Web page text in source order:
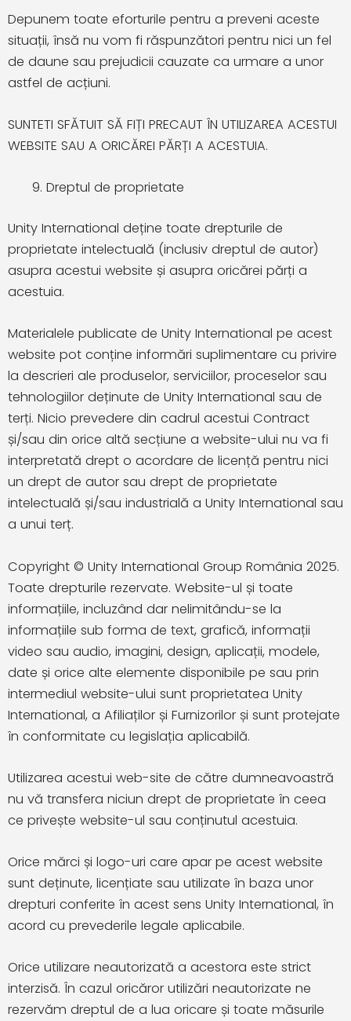
Depunem toate eforturile pentru a preveni aceste
situații, însă nu vom fi răspunzători pentru nici un fel
de daune sau prejudicii cauzate ca urmare a unor
astfel de acțiuni.
SUNTETI SFĂTUIT SĂ FIȚI PRECAUT ÎN UTILIZAREA ACESTUI
WEBSITE SAU A ORICĂREI PĂRȚI A ACESTUIA.
Dreptul de proprietate
Unity International deține toate drepturile de
proprietate intelectuală (inclusiv dreptul de autor)
asupra acestui website și asupra oricărei părți a
acestuia.
Materialele publicate de Unity International pe acest
website pot conține informări suplimentare cu privire
la descrieri ale produselor, serviciilor, proceselor sau
tehnologiilor deținute de Unity International sau de
terți. Nicio prevedere din cadrul acestui Contract
și/sau din orice altă secțiune a website-ului nu va fi
interpretată drept o acordare de licență pentru nici
un drept de autor sau drept de proprietate
intelectuală și/sau industrială a Unity International sau
a unui terț.
Copyright © Unity International Group România 2025.
Toate drepturile rezervate. Website-ul și toate
informațiile, incluzând dar nelimitându-se la
informațiile sub forma de text, grafică, informații
video sau audio, imagini, design, aplicații, modele,
date și orice alte elemente disponibile pe sau prin
intermediul website-ului sunt proprietatea Unity
International, a Afiliaților și Furnizorilor și sunt protejate
în conformitate cu legislația aplicabilă.
Utilizarea acestui web-site de către dumneavoastră
nu vă transfera niciun drept de proprietate în ceea
ce privește website-ul sau conținutul acestuia.
Orice mărci și logo-uri care apar pe acest website
sunt deținute, licențiate sau utilizate în baza unor
drepturi conferite în acest sens Unity International, în
acord cu prevederile legale aplicabile.
Orice utilizare neautorizată a acestora este strict
interzisă. În cazul oricăror utilizări neautorizate ne
rezervăm dreptul de a lua oricare și toate măsurile